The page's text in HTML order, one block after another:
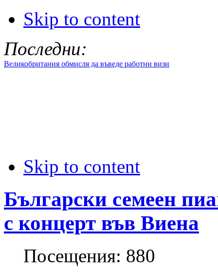
Skip to content
Последни:
Великобритания обмисля да въведе работни визи
Skip to content
Български семеен
с концерт във Виена
Посещения: 880